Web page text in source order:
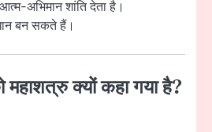
अभिमान शांति देता है।
बन सकते हैं।
क्यों कहा गया है?